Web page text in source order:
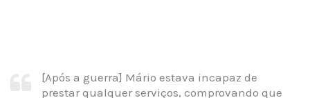
[Após a guerra] Mário estava incapaz de
prestar qualquer serviços, comprovando que